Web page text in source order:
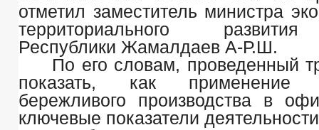
отметил заместитель министра
территориального
Республики Жамалдаев А-Р.Ш.
По его словам, проведенный
показать, как применение
бережливого производства в
ключевые показатели